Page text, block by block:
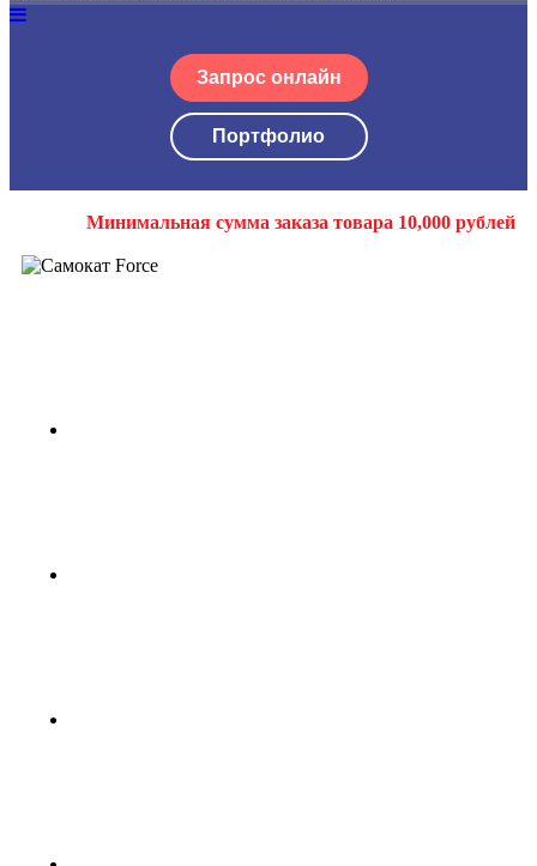
Запрос онлайн
Портфолио
Минимальная сумма заказа товара 10,000 рублей